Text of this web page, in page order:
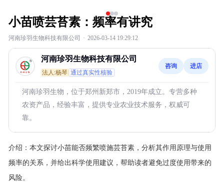
小苗喷芸苔素：频率有讲究
河南珍羽生物科技有限公司 · 2026-03-14 19:29:12
河南珍羽生物科技有限公司
法人:杨琴 通过真实性核验
咨询 进店
河南珍羽生物，位于郑州新郑市，2019年成立。专营多种
农资产品，经验丰富，提供专业农业技术服务，权威可
靠。
介绍： 本文探讨小苗能否频繁喷施芸苔素，分析其作用原理与使用
频率的关系，并给出科学使用建议，帮助读者避免过度使用带来的
风险。